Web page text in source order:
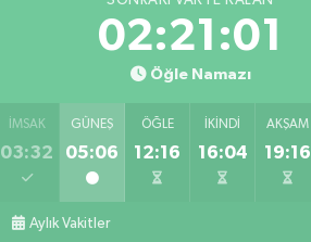
02:21:01
Öğle Namazı
İMSAK
03:32
GÜNEŞ
05:06
ÖĞLE
12:16
İKINDI
16:04
AKŞAM
19:16
Aylık Vakitler